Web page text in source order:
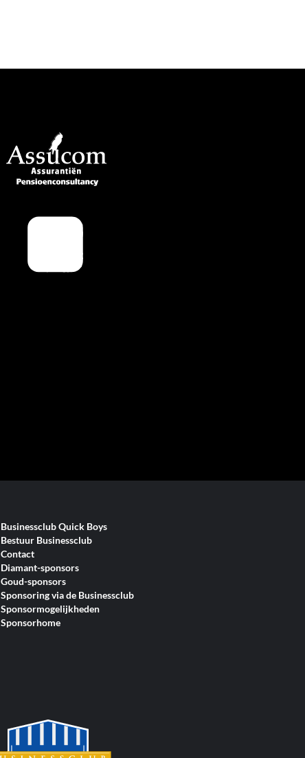
Businessclub Quick Boys
Bestuur Businessclub
Contact
Diamant-sponsors
Goud-sponsors
Sponsoring via de Businessclub
Sponsormogelijkheden
Sponsorhome